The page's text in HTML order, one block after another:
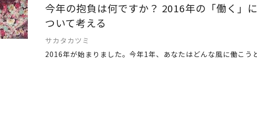
今年の抱負は何ですか？ 2016年の「働く」に
ついて考える
サカタカツミ